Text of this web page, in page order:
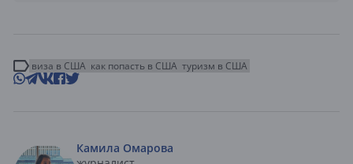
виза в США как попасть в США туризм в США
Камила Омарова